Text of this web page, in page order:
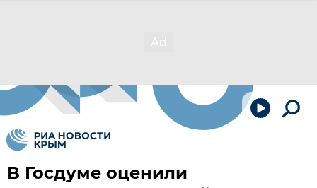
В Госдуме оценили